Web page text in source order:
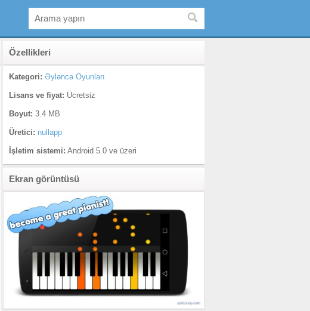
Özellikleri
Kategori: Əyləncə Oyunları
Lisans ve fiyat: Ücretsiz
Boyut: 3.4 MB
Üretici: nullapp
İşletim sistemi: Android 5.0 ve üzeri
Ekran görüntüsü